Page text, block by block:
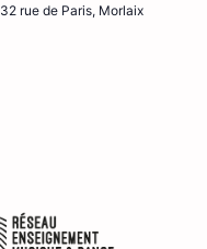
32 rue de Paris, Morlaix